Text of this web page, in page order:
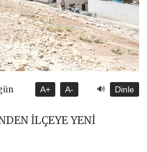
A+ A- 🔊 Dinle
İLÇEYE YENİ